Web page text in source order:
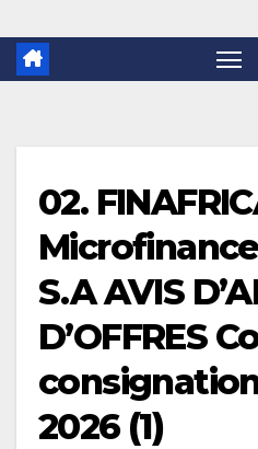
02.
S.A AVIS
D’OFFRES
2026 (1)